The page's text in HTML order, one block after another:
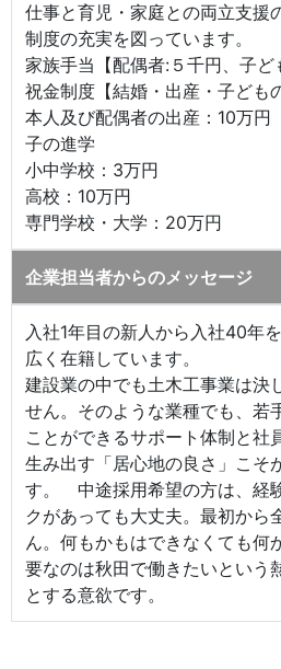
仕事と育児・家庭との両立支援
制度の充実を図っています。
家族手当【配偶者:５千円、子ど
祝金制度【結婚・出産・子ども
本人及び配偶者の出産：10万円
子の進学
小中学校：3万円
高校：10万円
専門学校・大学：20万円
企業担当者からのメッセージ
入社1年目の新人から入社40年
広く在籍しています。
建設業の中でも土木工事業は決
せん。そのような業種でも、若
ことができるサポート体制と社
生み出す「居心地の良さ」こそ
す。 中途採用希望の方は、経
クがあっても大丈夫。最初から
ん。何もかもはできなくても何
要なのは秋田で働きたいという
とする意欲です。